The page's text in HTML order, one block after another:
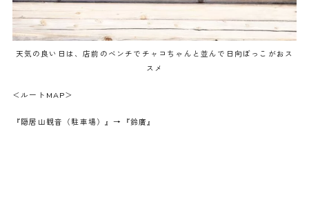
天気の良い日は、店前のベンチでチャコちゃんと並んで日向ぼっこがおス
スメ
＜ルートMAP＞
『隠居山観音（駐車場）』→『鈴廣』